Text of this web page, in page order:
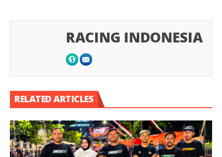
RACING INDONESIA
RELATED ARTICLES